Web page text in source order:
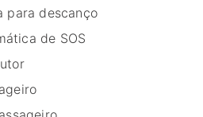
para descanço
de SOS